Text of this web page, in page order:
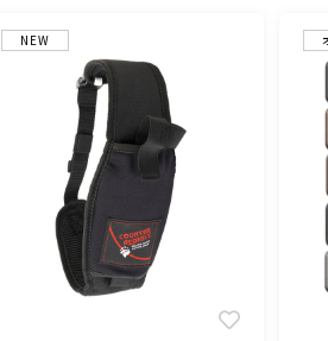
NEW